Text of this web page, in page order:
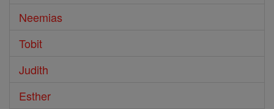
Neemias
Tobit
Judith
Esther